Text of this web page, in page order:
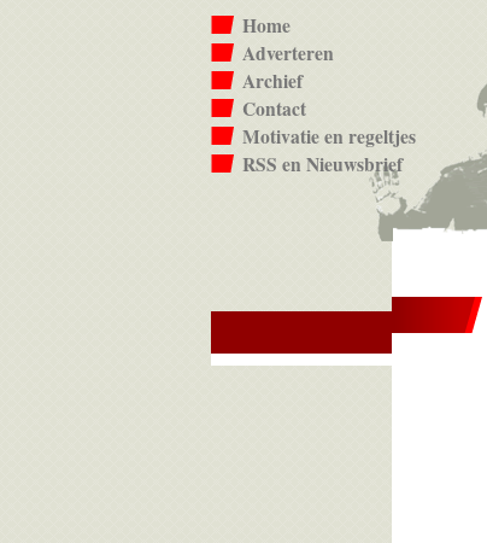
Home
Adverteren
Archief
Contact
Motivatie en regeltjes
RSS en Nieuwsbrief